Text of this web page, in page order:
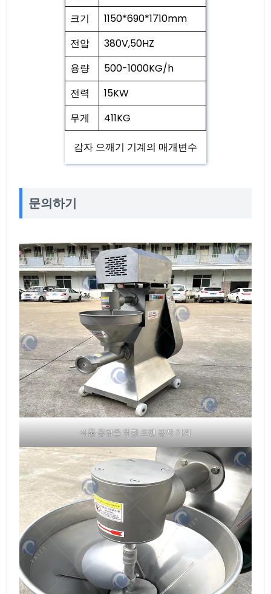
크기
1150*690*1710mm
전압
380V,50HZ
용량
500-1000KG/h
전력
15KW
무게
411KG
감자 으깨기 기계의 매개변수
문의하기
식품 공장을 위한 으깬 감자 기계